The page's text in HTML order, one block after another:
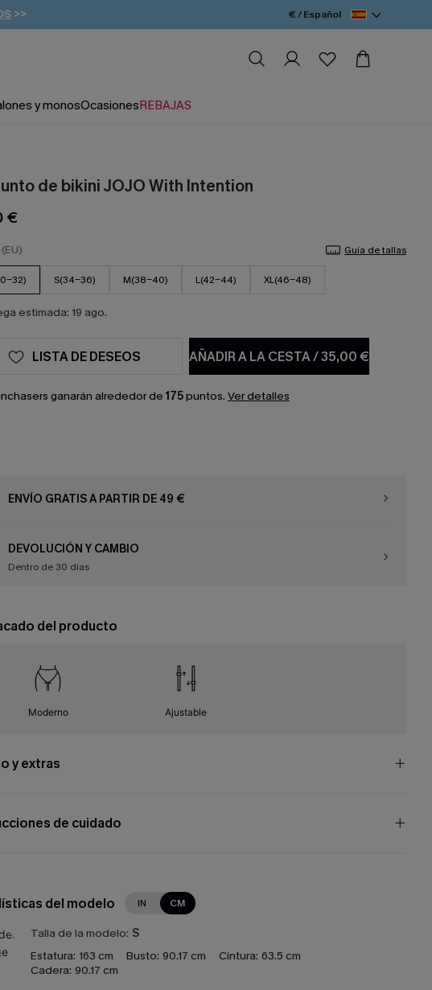
>>
€ / Español
y monosOcasionesREBAJAS
de bikini JOJO With Intention
€
Guía de tallas
32) S(34-36) M(38-40) L(42-44) XL(46-48)
estimada: 19 ago.
AÑADIR A LA CESTA/35,00 €
LISTA DE DESEOS
ganarán alrededor de 175puntos. Ver detalles
ENVÍO GRATIS A PARTIR DE 49 €
DEVOLUCIÓN Y CAMBIO
Dentro de 30 días
del producto
Moderno Ajustable
y extras
de cuidado
del modelo IN CM
Talla de la modelo: S
Estatura: 163 cm Busto: 90.17 cm Cintura: 63.5 cm
Cadera: 90.17 cm